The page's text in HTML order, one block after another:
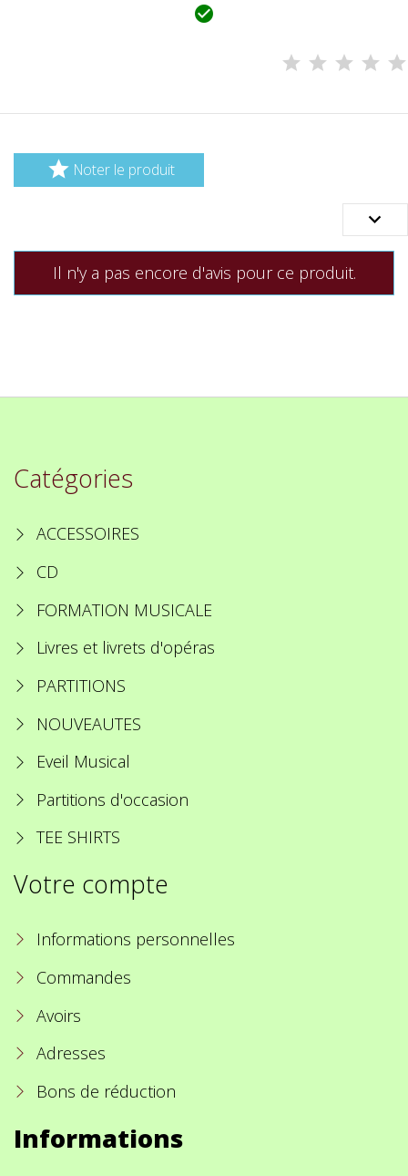

 Noter le produit

Il n'y a pas encore d'avis pour ce produit.
Catégories
ACCESSOIRES
CD
FORMATION MUSICALE
Livres et livrets d'opéras
PARTITIONS
NOUVEAUTES
Eveil Musical
Partitions d'occasion
TEE SHIRTS
Votre compte
Informations personnelles
Commandes
Avoirs
Adresses
Bons de réduction
Informations